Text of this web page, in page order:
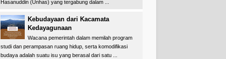
Hasanuddin (Unhas) yang tergabung dalam ...
Kebudayaan dari Kacamata
Kedayagunaan
Wacana pemerintah dalam memilah program
studi dan perampasan ruang hidup, serta komodifikasi
budaya adalah suatu isu yang berasal dari satu ...